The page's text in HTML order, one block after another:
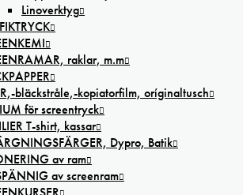
Linoverktyg
raklar, m.m
bläckstråle,-kopiatorfilm, oríginaltusch
för screentryck
T-shirt, kassar
Dypro, Batik
av ram
av screenram